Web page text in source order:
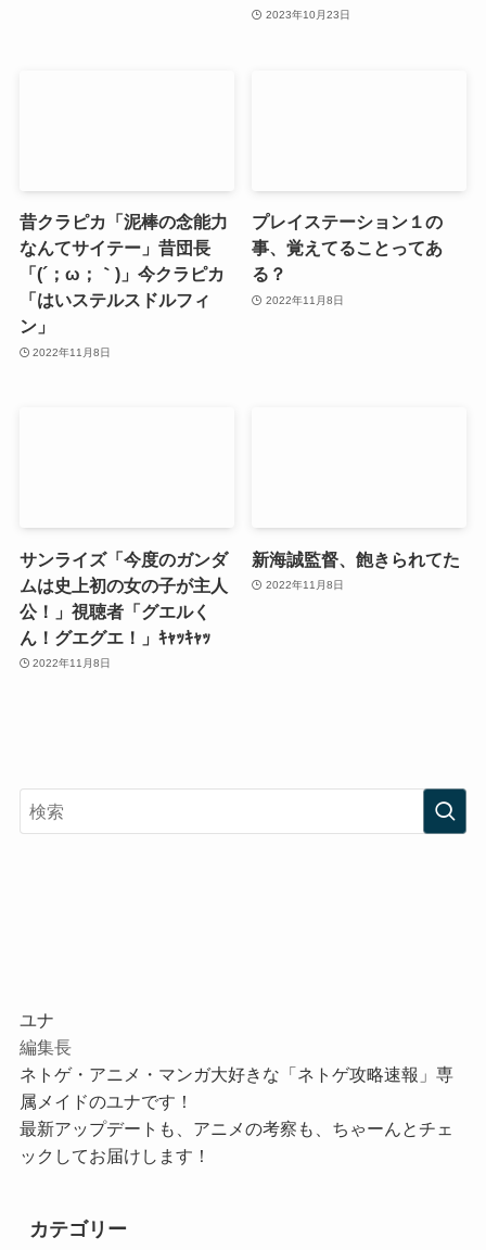
2023年10月23日
昔クラピカ「泥棒の念能力
なんてサイテー」昔団長
「(´；ω；｀)」今クラピカ
「はいステルスドルフィ
ン」
2022年11月8日
プレイステーション１の
事、覚えてることってあ
る？
2022年11月8日
サンライズ「今度のガンダ
ムは史上初の女の子が主人
公！」視聴者「グエルく
ん！グエグエ！」ｷｬｯｷｬｯ
2022年11月8日
新海誠監督、飽きられてた
2022年11月8日
ユナ
編集長
ネトゲ・アニメ・マンガ大好きな「ネトゲ攻略速報」専
属メイドのユナです！
最新アップデートも、アニメの考察も、ちゃーんとチェ
ックしてお届けします！
カテゴリー